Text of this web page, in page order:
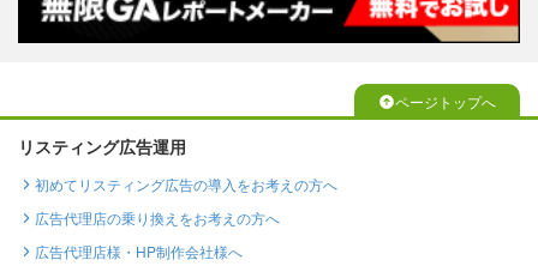
ページトップへ
リスティング広告運用
初めてリスティング広告の導入をお考えの方へ
広告代理店の乗り換えをお考えの方へ
広告代理店様・HP制作会社様へ